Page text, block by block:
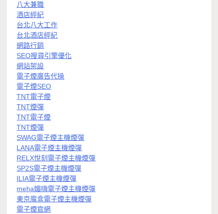
八大兼職
酒店經紀
台北八大工作
台北酒店經紀
網路行銷
SEO搜尋引擎優化
網站架設
電子煙廣告代操
電子煙SEO
TNT電子煙
TNT煙彈
TNT電子煙
TNT煙彈
SWAG電子煙主機煙彈
LANA電子煙主機煙彈
RELX悅刻電子煙主機煙彈
SP2S電子煙主機煙彈
ILIA電子煙主機煙彈
meha媚嗨電子煙主機煙彈
東京魔盒電子煙主機煙彈
電子煙官網